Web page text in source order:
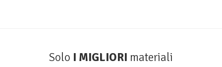
Solo I MIGLIORI materiali